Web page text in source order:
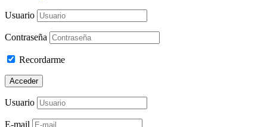
Usuario
Contraseña
Recordarme
Acceder
Usuario
E-mail